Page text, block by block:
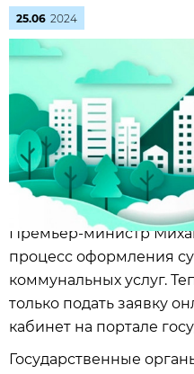
25.06 2024
Премьер-министр
процесс оформления
коммунальных услуг.
только подать заявку
кабинет на портале
Государственные